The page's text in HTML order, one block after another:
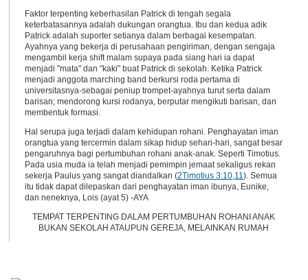
Faktor terpenting keberhasilan Patrick di tengah segala
keterbatasannya adalah dukungan orangtua. Ibu dan kedua adik
Patrick adalah suporter setianya dalam berbagai kesempatan.
Ayahnya yang bekerja di perusahaan pengiriman, dengan sengaja
mengambil kerja shift malam supaya pada siang hari ia dapat
menjadi "mata" dan "kaki" buat Patrick di sekolah. Ketika Patrick
menjadi anggota marching band berkursi roda pertama di
universitasnya-sebagai peniup trompet-ayahnya turut serta dalam
barisan; mendorong kursi rodanya, berputar mengikuti barisan, dan
membentuk formasi.
Hal serupa juga terjadi dalam kehidupan rohani. Penghayatan iman
orangtua yang tercermin dalam sikap hidup sehari-hari, sangat besar
pengaruhnya bagi pertumbuhan rohani anak-anak. Seperti Timotius.
Pada usia muda ia telah menjadi pemimpin jemaat sekaligus rekan
sekerja Paulus yang sangat diandalkan (2Timotius 3:10,11). Semua
itu tidak dapat dilepaskan dari penghayatan iman ibunya, Eunike,
dan neneknya, Lois (ayat 5) -AYA
TEMPAT TERPENTING DALAM PERTUMBUHAN ROHANI ANAK
BUKAN SEKOLAH ATAUPUN GEREJA, MELAINKAN RUMAH